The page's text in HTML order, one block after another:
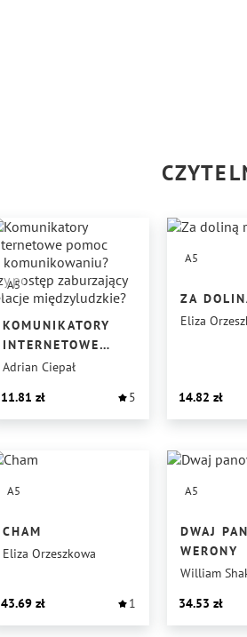
A5
KOMUNIKATORY
INTERNETOWE
POMOC
CZY POSTĘP
ZABURZAJĄCY
MIĘDZYLUDZKIE?
Adrian Ciepał
11.81
5
A5
ZA
Eliza
14.82
A5
CHAM
Eliza Orzeszkowa
43.69 1
A5
DWAJ
WERONY
William
34.53